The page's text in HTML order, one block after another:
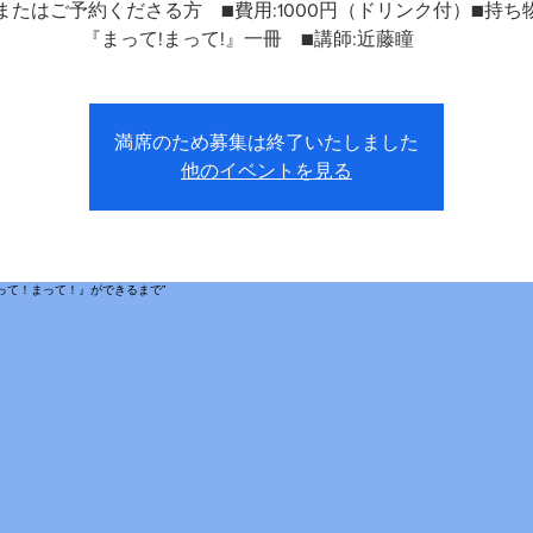
たはご予約くださる方 ■費用:1000円（ドリンク付）■持ち
『まって!まって!』一冊 ■講師:近藤瞳
満席のため募集は終了いたしました
他のイベントを見る